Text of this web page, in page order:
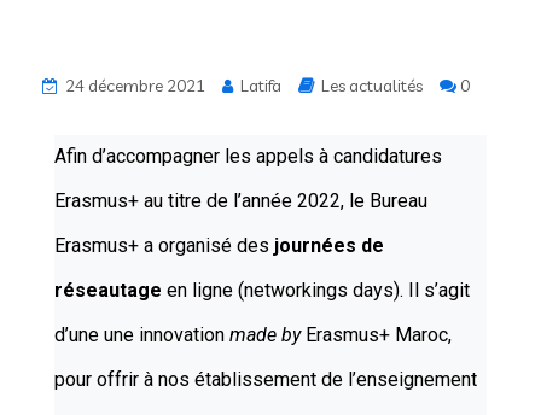
24 décembre 2021 Latifa Les actualités 0
Afin d’accompagner les appels à candidatures
Erasmus+ au titre de l’année 2022, le Bureau
Erasmus+ a organisé des journées de
réseautage en ligne (networkings days). Il s’agit
d’une une innovation made byErasmus+ Maroc,
pour offrir à nos établissement de l’enseignement